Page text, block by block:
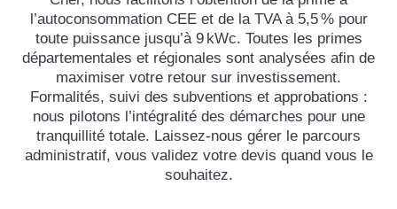
l’autoconsommation CEE et de la TVA à 5,5 % pour
toute puissance jusqu’à 9 kWc. Toutes les primes
départementales et régionales sont analysées afin de
maximiser votre retour sur investissement.
Formalités, suivi des subventions et approbations :
nous pilotons l’intégralité des démarches pour une
tranquillité totale. Laissez-nous gérer le parcours
administratif, vous validez votre devis quand vous le
souhaitez.